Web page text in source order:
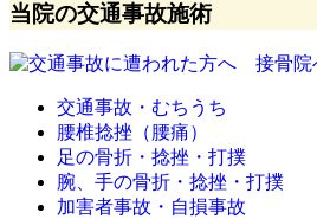
当院の交通事故施術
交通事故・むちうち
腰椎捻挫（腰痛）
足の骨折・捻挫・打撲
腕、手の骨折・捻挫・打撲
加害者事故・自損事故